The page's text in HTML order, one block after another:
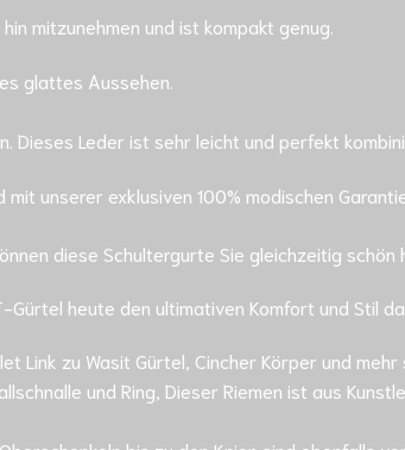
mitzunehmen und ist kompakt genug.
glattes Aussehen.
Dieses Leder ist sehr leicht und perfekt
unserer exklusiven 100% modischen
diese Schultergurte Sie gleichzeitig
Gürtel heute den ultimativen Komfort und Stil
Link zu Wasit Gürtel, Cincher Körper und mehr
und Ring, Dieser Riemen ist aus